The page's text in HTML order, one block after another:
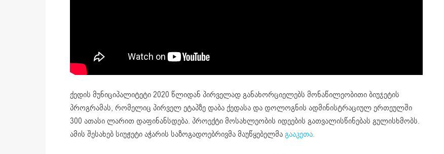
ქედის მუნიციპალიტეტი 2020 წლიდან პირველად განახორციელებს მონაწილეობითიბიუჯეტის
პროგრამას, რომელიც პირველ ეტაპზე დაბაქედასადადოლოგნის ადმინისტრაციულ ერთეულში
300 ათასი ლარით დაფინანსდება. პროექტი მოსახლეობის იდეების გათვალისწინებას გულისხმობს.
ამის შესახებ სიუჟეტი აჭარის საზოგადოებრივმა მაუწყებელმაგააკეთა.